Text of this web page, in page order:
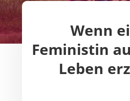
Wenn
Feministin
Leben